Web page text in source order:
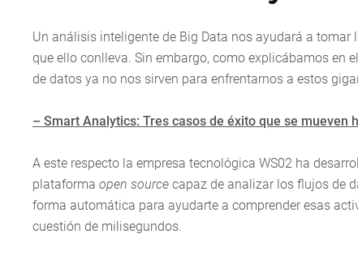
Un análisis inteligente de Big Data nos ayudará a
que ello conlleva. Sin embargo, como explicábamos
de datos ya no nos sirven para enfrentarnos a estos
– Smart Analytics: Tres casos de éxito que se mueven
A este respecto la empresa tecnológica WS02 ha
plataforma open source capaz de analizar los flujos de
forma automática para ayudarte a comprender esas
cuestión de milisegundos.